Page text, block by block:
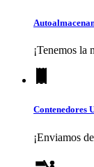
¡Tenemos la
Contenedores
¡Enviamos